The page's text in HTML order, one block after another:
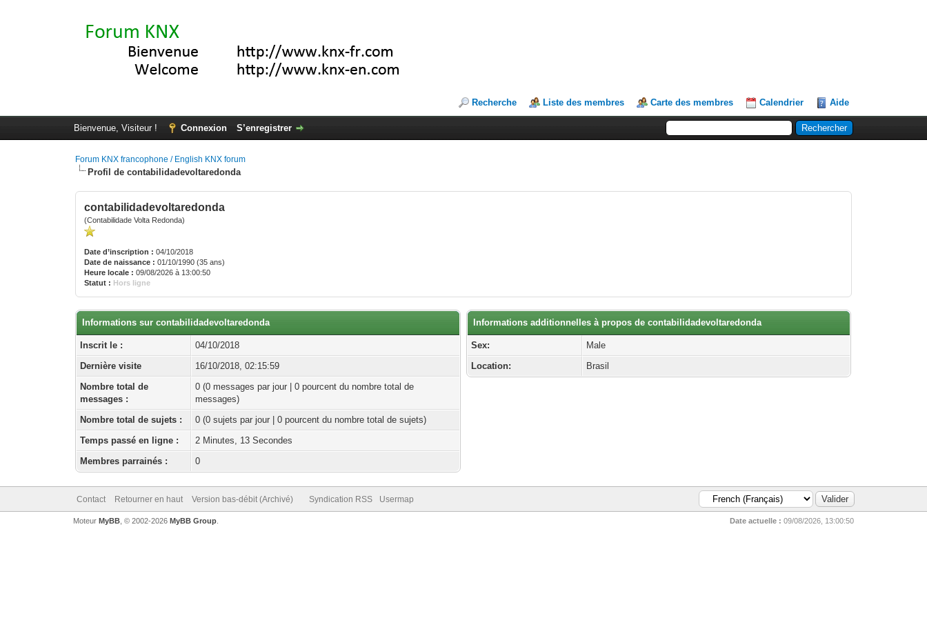
Recherche Liste des membres Carte des membres Calendrier Aide
Bienvenue, Visiteur ! Connexion S’enregistrer
Forum KNX francophone / English KNX forum
Profil de contabilidadevoltaredonda
contabilidadevoltaredonda
(Contabilidade Volta Redonda)
Date d’inscription : 04/10/2018
Date de naissance : 01/10/1990 (35 ans)
Heure locale : 09/08/2026 à 13:00:50
Statut : Hors ligne
Informations sur contabilidadevoltaredonda
Inscrit le :
04/10/2018
Dernière visite
16/10/2018, 02:15:59
Nombre total de
messages :
0 (0 messages par jour | 0 pourcent du nombre total de
messages)
Nombre total de sujets :
0 (0 sujets par jour | 0 pourcent du nombre total de sujets)
Temps passé en ligne :
2 Minutes, 13 Secondes
Membres parrainés :
0
Informations additionnelles à propos de contabilidadevoltaredonda
Sex:
Male
Location:
Brasil
Contact Retourner en haut Version bas-débit (Archivé) Syndication RSS Usermap
Date actuelle : 09/08/2026, 13:00:50
Moteur MyBB, © 2002-2026 MyBB Group.